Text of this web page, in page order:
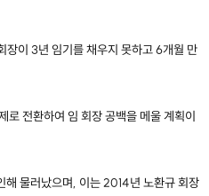
장이 3년 임기를 채우지 못하고 6개월 만
로 전환하여 임 회장 공백을 메울 계획이
해 물러났으며, 이는 2014년 노환규 회장